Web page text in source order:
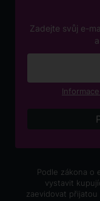
Zadejte svůj e-
Podle zákona o
vystavit
zaevidovat